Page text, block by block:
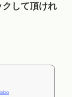
して頂けれ